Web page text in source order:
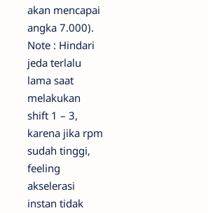
akan mencapai
angka 7.000).
Note : Hindari
jeda terlalu
lama saat
melakukan
shift 1 – 3,
karena jika rpm
sudah tinggi,
feeling
akselerasi
instan tidak